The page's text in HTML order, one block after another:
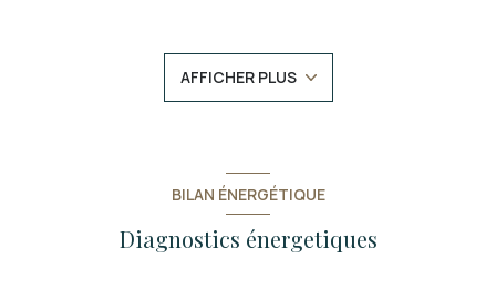
conditions. Contact local : Maxime Phoenix Immobilier 05 57 05
Maxime Phoenix Immobilier vos agences locales &
Les informations sur les risques auxquels ce bien est exposé
AFFICHER PLUS
BILAN ÉNERGÉTIQUE
Diagnostics énergetiques